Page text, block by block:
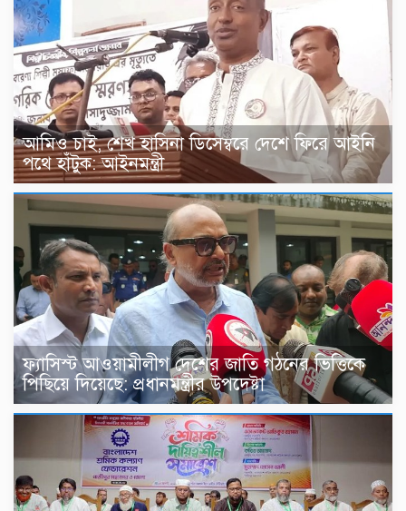
আমিও চাই, শেখ হাসিনা ডিসেম্বরে দেশে ফিরে আইনি
পথে হাঁটুক: আইনমন্ত্রী
ফ্যাসিস্ট আওয়ামীলীগ দেশের জাতি গঠনের ভিত্তিকে
পিছিয়ে দিয়েছে: প্রধানমন্ত্রীর উপদেষ্টা